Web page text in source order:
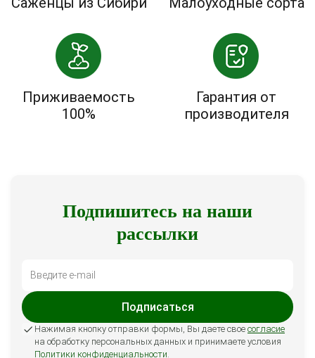
Приживаемость
100%
Гарантия от
производителя
Подпишитесь на наши
рассылки
Подписаться
Нажимая кнопку отправки формы, Вы даете свое согласие
на обработку персональных данных и принимаете условия
Политики конфиденциальности.